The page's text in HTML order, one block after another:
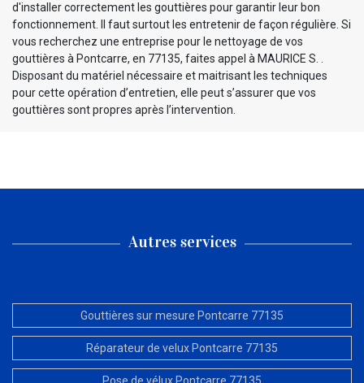
d'installer correctement les gouttières pour garantir leur bon
fonctionnement. Il faut surtout les entretenir de façon régulière. Si
vous recherchez une entreprise pour le nettoyage de vos
gouttières à Pontcarre, en 77135, faites appel à MAURICE S. .
Disposant du matériel nécessaire et maitrisant les techniques
pour cette opération d’entretien, elle peut s’assurer que vos
gouttières sont propres après l’intervention.
Autres services
Gouttières sur mesure Pontcarre 77135
Réparateur de velux Pontcarre 77135